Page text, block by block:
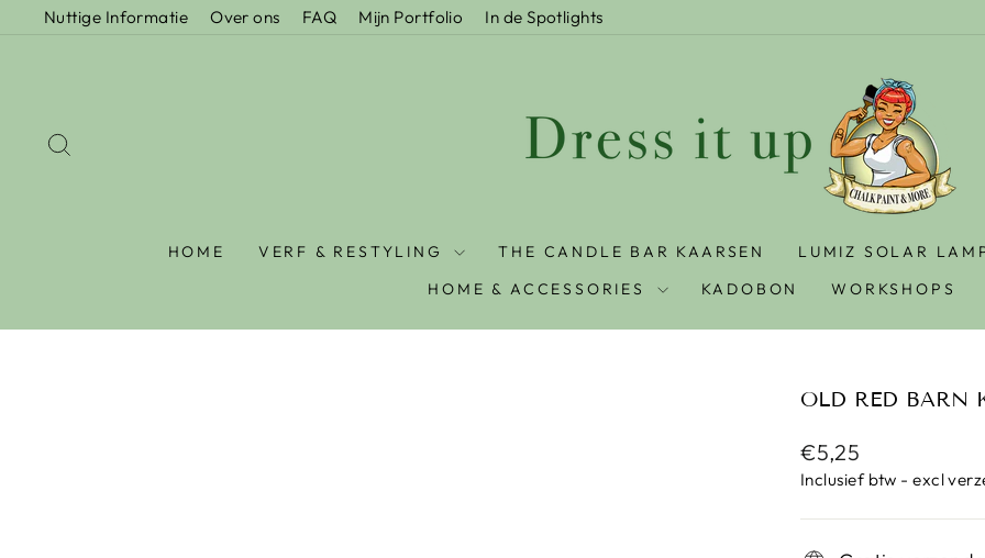
Nuttige Informatie Over ons FAQ Mijn Portfolio In de Spotlights
HOME VERF & RESTYLING THE CANDLE BAR KAARSEN LUMIZ SOLAR
HOME & ACCESSORIES
KADOBON WORKSHOPS
OLD RED BARN
Prijs
€5,25
Inclusief btw - excl